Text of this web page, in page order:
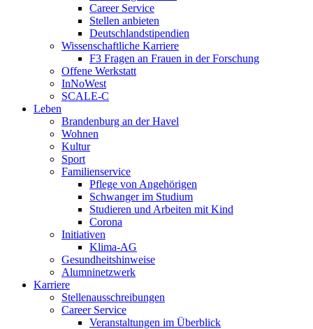
Career Service
Stellen anbieten
Deutschlandstipendien
Wissenschaftliche Karriere
F3 Fragen an Frauen in der Forschung
Offene Werkstatt
InNoWest
SCALE-C
Leben
Brandenburg an der Havel
Wohnen
Kultur
Sport
Familienservice
Pflege von Angehörigen
Schwanger im Studium
Studieren und Arbeiten mit Kind
Corona
Initiativen
Klima-AG
Gesundheitshinweise
Alumninetzwerk
Karriere
Stellenausschreibungen
Career Service
Veranstaltungen im Überblick